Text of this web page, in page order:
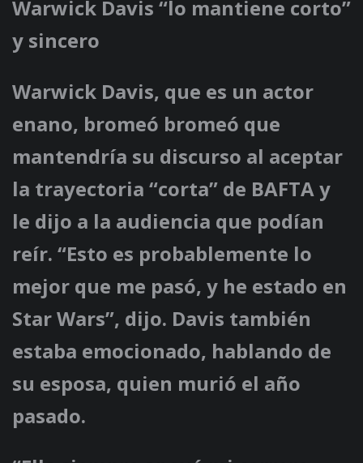
Warwick Davis “lo mantiene corto”
y sincero
Warwick Davis, que es un actor
enano, bromeó bromeó que
mantendría su discurso al aceptar
la trayectoria “corta” de BAFTA y
le dijo a la audiencia que podían
reír. “Esto es probablemente lo
mejor que me pasó, y he estado en
Star Wars”, dijo. Davis también
estaba emocionado, hablando de
su esposa, quien murió el año
pasado.